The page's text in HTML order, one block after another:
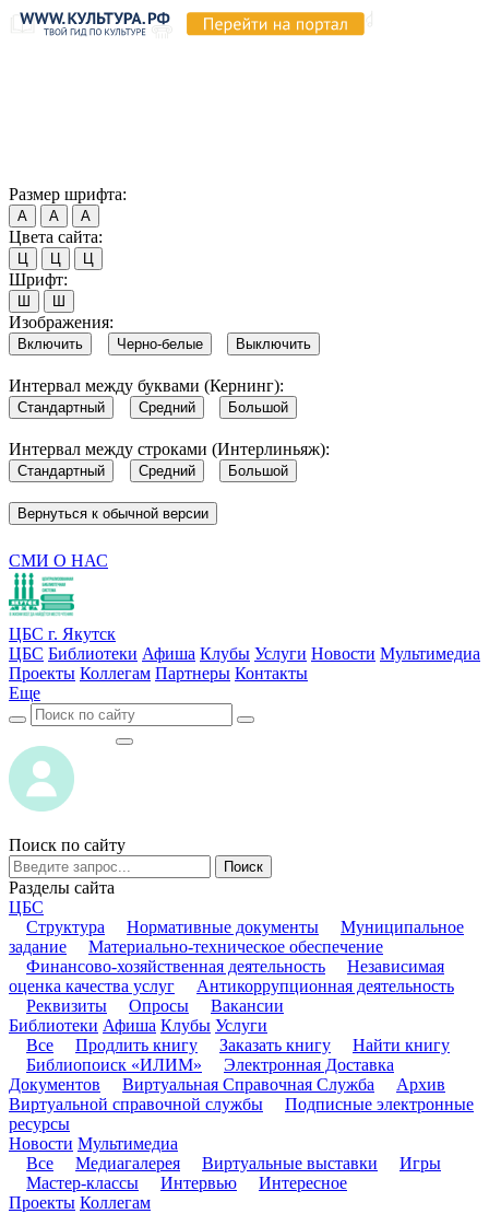
Размер шрифта:
А А А
Цвета сайта:
Ц Ц Ц
Шрифт:
Ш Ш
Изображения:
Включить Черно-белые Выключить
Интервал между буквами (Кернинг):
Стандартный Средний Большой
Интервал между строками (Интерлиньяж):
Стандартный Средний Большой
Вернуться к обычной версии
СМИ О НАС
ЦБС г. Якутск
ЦБС Библиотеки Афиша Клубы Услуги Новости Мультимедиа
Проекты Коллегам Партнеры Контакты
Еще
Поиск по сайту
Поиск
Разделы сайта
ЦБС
Структура
Нормативные документы
Муниципальное
задание
Материально-техническое обеспечение
Финансово-хозяйственная деятельность
Независимая
оценка качества услуг
Антикоррупционная деятельность
Реквизиты
Опросы
Вакансии
Библиотеки Афиша Клубы Услуги
Все
Продлить книгу Заказать книгу
Найти книгу
Библиопоиск «ИЛИМ»
Электронная Доставка
Документов
Виртуальная Справочная Служба
Архив
Виртуальной справочной службы
Подписные электронные
ресурсы
Новости Мультимедиа
Все
Медиагалерея Виртуальные выставки
Игры
Мастер-классы
Интервью
Интересное
Проекты Коллегам